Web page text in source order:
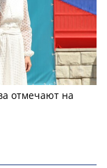
отмечают на